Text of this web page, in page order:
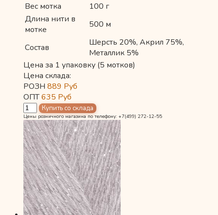
Вес мотка
100 г
Длина нити в
мотке
500 м
Состав
Шерсть 20%, Акрил 75%,
Металлик 5%
Цена за 1 упаковку (5 мотков)
Цена склада:
РОЗН 889 Руб
ОПТ635 Руб
Цены розничного магазина по телефону: +7(499) 272-12-55